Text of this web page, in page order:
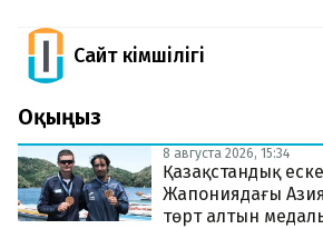
Сайт Әкімшілігі
Оқыңыз
8 августа 2026, 15:34
Қазақстандық
Жапониядағы
төрт алтын